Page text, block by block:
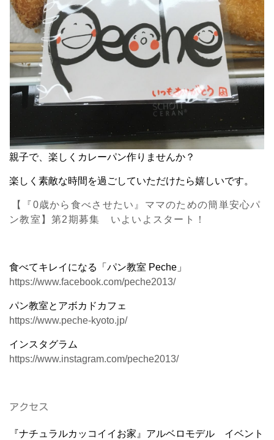
親子で、楽しくカレーパン作りませんか？
楽しく素敵な時間を過ごしていただけたら嬉しいです。
【『0歳から食べさせたい』ママのための簡単安心パ
ン教室】第2期募集 いよいよスタート！
食べてキレイになる「パン教室 Peche」
https://www.facebook.com/peche2013/
パン教室とアボカドカフェ
https://www.peche-kyoto.jp/
インスタグラム
https://www.instagram.com/peche2013/
アクセス
『ナチュラルカッコイイお家』アルベロモデル イベント